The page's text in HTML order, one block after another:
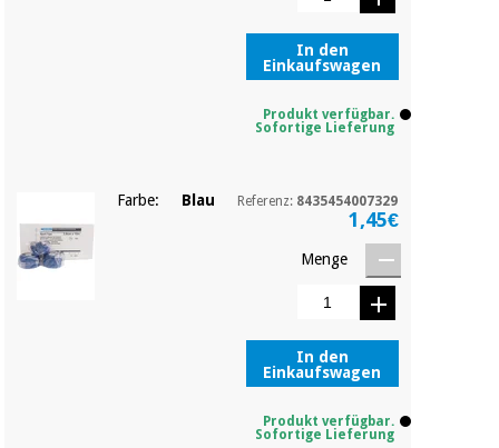
Veterinärmedizin
Orthopädie
Sport
und
In den
Einkaufswagen
Produkt verfügbar.
Sofortige Lieferung
Farbe: Blau Referenz: 8435454007329
1,45€
Menge
In den
Einkaufswagen
Produkt verfügbar.
Sofortige Lieferung